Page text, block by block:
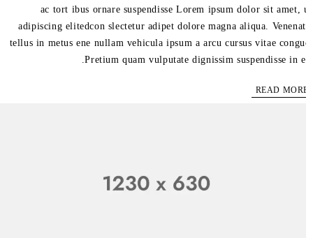
ac tort ibus ornare suspendisse Lorem ipsum dolor sit amet,
adipiscing elitedcon slectetur adipet dolore magna aliqua.
tellus in metus ene nullam vehicula ipsum a arcu cursus vitae
Pretium quam vulputate dignissim suspendisse in
READ